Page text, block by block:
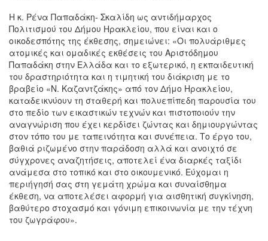
Η κ. Ρένα Παπαδάκη- Σκαλίδη ως αντιδήμαρχος
Πολιτισμού του Δήμου Ηρακλείου, που είναι και ο
οικοδεσπότης της έκθεσης, σημειώνει: «Οι πολυάριθμες
ατομικές και ομαδικές εκθέσεις του Αριστόδημου
Παπαδάκη στην Ελλάδα και το εξωτερικό, η εκπαιδευτική
του δραστηριότητα και η τιμητική του διάκριση με το
βραβείο «Ν. Καζαντζάκης» από τον Δήμο Ηρακλείου,
καταδεικνύουν τη σταθερή και πολυεπίπεδη παρουσία του
στο πεδίο των εικαστικών τεχνών και πιστοποιούν την
αναγνώριση που έχει κερδίσει ζώντας και δημιουργώντας
στον τόπο του με ταπεινότητα και συνέπεια. Το έργο του,
βαθιά ριζωμένο στην παράδοση αλλά και ανοιχτό σε
σύγχρονες αναζητήσεις, αποτελεί ένα διαρκές ταξίδι
ανάμεσα στο τοπικό και στο οικουμενικό. Εύχομαι η
περιήγησή σας στη γεμάτη χρώμα και συναίσθημα
έκθεση, να αποτελέσει αφορμή για αισθητική συγκίνηση,
βαθύτερο στοχασμό και γόνιμη επικοινωνία με την τέχνη
του ζωγράφου».